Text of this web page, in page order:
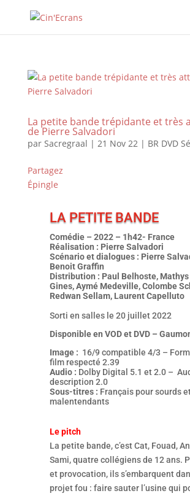
La petite bande trépidante et très
de Pierre Salvadori
par Sacregraal | 21 Nov 22| BR DVD
Partagez
Épingle
LA PETITE BANDE
Comédie – 2022 – 1h42- France
Réalisation : Pierre Salvadori
Scénario et dialogues : Pierre
Benoit Graffin
Distribution : Paul Belhoste,
Gines, Aymé Medeville, Colombe
Redwan Sellam, Laurent Capelluto
Sorti en salles le 20 juillet 2022
Disponible en VOD et DVD –
Image : 16/9 compatible 4/3 –
film respecté 2.39
Audio : Dolby Digital 5.1 et 2.0 –
description 2.0
Sous-titres : Français pour sourds
malentendants
Le pitch
La petite bande, c’est Cat, Fouad,
Sami, quatre collégiens de 12 ans.
et provocation, ils s’embarquent
projet fou : faire sauter l’usine qui